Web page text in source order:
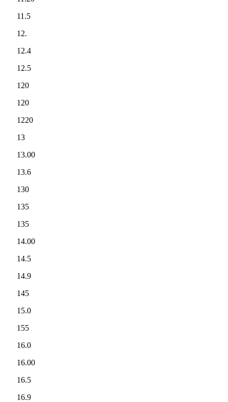
11.5
12.
12.4
12.5
120
120
1220
13
13.00
13.6
130
135
135
14.00
14.5
14.9
145
15.0
155
16.0
16.00
16.5
16.9